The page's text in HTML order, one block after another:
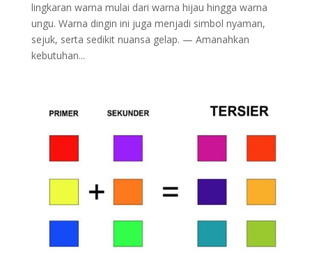
lingkaran warna mulai dari warna hijau hingga warna
ungu. Warna dingin ini juga menjadi simbol nyaman,
sejuk, serta sedikit nuansa gelap. — Amanahkan
kebutuhan...